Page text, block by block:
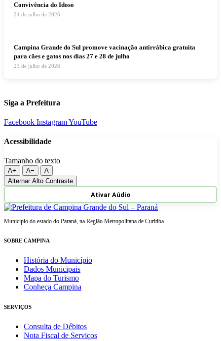
Convivência do Idoso
24 de julho de 2026
Campina Grande do Sul promove vacinação antirrábica gratuita
para cães e gatos nos dias 27 e 28 de julho
23 de julho de 2026
Siga a Prefeitura
Facebook InstagramYouTube
Acessibilidade
Tamanho do texto
A+ A−
A
Alternar Alto Contraste
Ativar Aúdio
Município do estado do Paraná, na Região Metropolitana de Curitiba.
SOBRE CAMPINA
História do Município
Dados Municipais
Mapa do Turismo
Conheça Campina
SERVIÇOS
Consulta de Débitos
Nota Fiscal de Serviços